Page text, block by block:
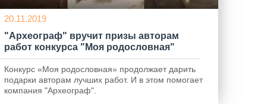
20.11.2019
"Археограф" вручит призы авторам
работ конкурса "Моя родословная"
Конкурс «Моя родословная» продолжает дарить
подарки авторам лучших работ. И в этом помогает
компания "Археограф".